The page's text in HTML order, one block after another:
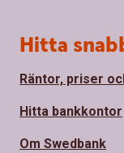
Hitta
Räntor, priser
Hitta bankkontor
Om Swedbank